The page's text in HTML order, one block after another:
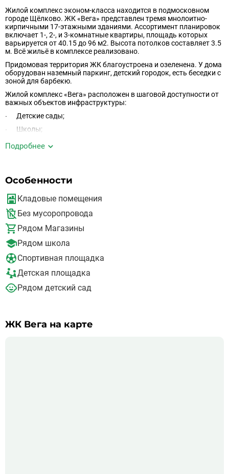
Жилой комплекс эконом-класса находится в подмосковном
городе Щёлково. ЖК «Вега» представлен тремя мнолоитно-
кирпичными 17-этажными зданиями. Ассортимент планировок
включает 1-, 2-, и 3-комнатные квартиры, площадь которых
варьируется от 40.15 до 96 м2. Высота потолков составляет 3.5
м. Всё жильё в комплексе реализовано.
Придомовая территория ЖК благоустроена и озеленена. У дома
оборудован наземный паркинг, детский городок, есть беседки с
зоной для барбекю.
Жилой комплекс «Вега» расположен в шаговой доступности от
важных объектов инфраструктуры:
· Детские сады;
· Школы;
· Торговые центры;
· И другие.
В районе превосходная экология. Поблизости отсутствуют
промышленные предприятия. Рядом расположены лесные
массивы.
Жилой комплекс «Вега» имеет хорошую транспортную развязку.
15 километров до МКАД по Щёлковскому шоссе. В шаговой
доступности расположена железнодорожная станция
«Чкаловская».
Подробнее
Особенности
Кладовые помещения
Без мусоропровода
Рядом Магазины
Рядом школа
Спортивная площадка
Детская площадка
Рядом детский сад
ЖК Вега на карте